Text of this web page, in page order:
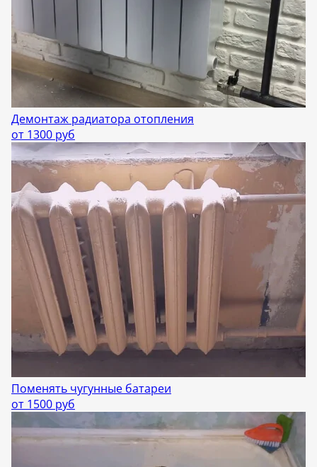
Демонтаж радиатора отопления
от 1300 руб
Поменять чугунные батареи
от 1500 руб